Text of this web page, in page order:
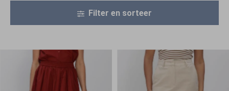
Filter en sorteer